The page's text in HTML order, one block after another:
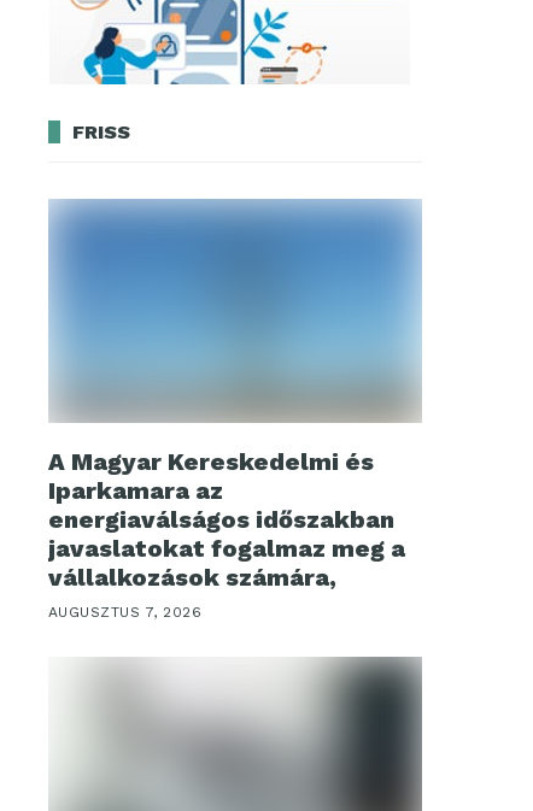
FRISS
A Magyar Kereskedelmi és
Iparkamara az
energiaválságos időszakban
javaslatokat fogalmaz meg a
vállalkozások számára,
AUGUSZTUS 7, 2026